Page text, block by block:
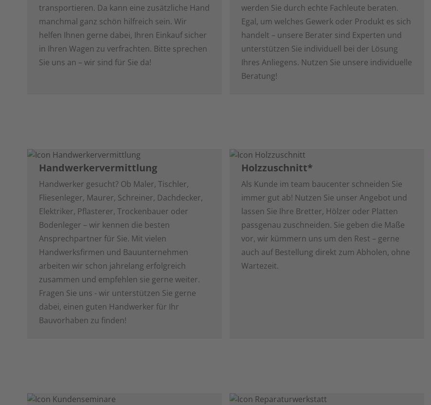
transportieren. Da kann eine zusätzliche Hand
manchmal ganz schön hilfreich sein. Wir
helfen Ihnen gerne dabei, Ihren Einkauf sicher
in Ihren Wagen zu verfrachten. Bitte sprechen
Sie uns an – wir sind für Sie da!
werden Sie durch echte Fachleute beraten.
Egal, um welches Gewerk oder Produkt es sich
handelt – unsere Berater sind Experten und
unterstützen Sie individuell bei der Lösung
Ihres Anliegens. Nutzen Sie unsere individuelle
Beratung!
Handwerkervermittlung
Handwerker gesucht? Ob Maler, Tischler,
Fliesenleger, Maurer, Schreiner, Dachdecker,
Elektriker, Pflasterer, Trockenbauer oder
Bodenleger – wir kennen die besten
Ansprechpartner für Sie. Mit vielen
Handwerksfirmen und Bauunternehmen
arbeiten wir schon jahrelang erfolgreich
zusammen und empfehlen sie gerne weiter.
Fragen Sie uns - wir unterstützen Sie gerne
dabei, einen guten Handwerker für Ihr
Bauvorhaben zu finden!
Holzzuschnitt*
Als Kunde im team baucenter schneiden Sie
immer gut ab! Nutzen Sie unser Angebot und
lassen Sie Ihre Bretter, Hölzer oder Platten
passgenau zuschneiden. Sie geben die Maße
vor, wir kümmern uns um den Rest – gerne
auch auf Bestellung direkt zum Abholen, ohne
Wartezeit.